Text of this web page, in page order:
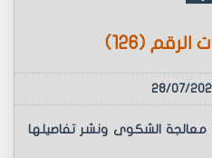
(126)
28/07/
الشكوى ونشر تفاصيلها